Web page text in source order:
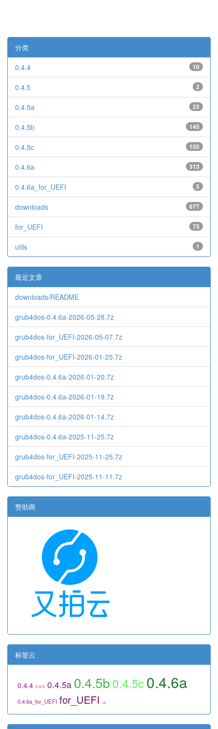
分类
10
0.4.4
2
0.4.5
23
0.4.5a
145
0.4.5b
105
0.4.5c
313
0.4.6a
5
0.4.6a_for_UEFI
677
downloads
73
for_UEFI
1
utils
最近文章
downloads/README
grub4dos-0.4.6a-2026-05-28.7z
grub4dos-for_UEFI-2026-05-07.7z
grub4dos-for_UEFI-2026-01-25.7z
grub4dos-0.4.6a-2026-01-20.7z
grub4dos-0.4.6a-2026-01-19.7z
grub4dos-0.4.6a-2026-01-14.7z
grub4dos-0.4.6a-2025-11-25.7z
grub4dos-for_UEFI-2025-11-25.7z
grub4dos-for_UEFI-2025-11-11.7z
赞助商
标签云
0.4.4 0.4.5 0.4.5a 0.4.5b 0.4.5c0.4.6a
0.4.6a_for_UEFI for_UEFI utils